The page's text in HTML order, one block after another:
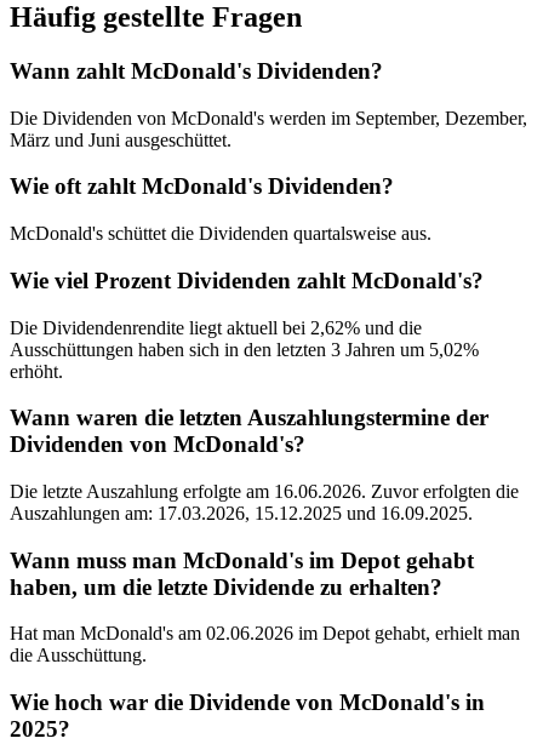
Häufig gestellte Fragen
Wann zahlt McDonald's Dividenden?
Die Dividenden von McDonald's werden im September, Dezember,
März und Juni ausgeschüttet.
Wie oft zahlt McDonald's Dividenden?
McDonald's schüttet die Dividenden quartalsweise aus.
Wie viel Prozent Dividenden zahlt McDonald's?
Die Dividendenrendite liegt aktuell bei 2,62% und die
Ausschüttungen haben sich in den letzten 3 Jahren um 5,02%
erhöht.
Wann waren die letzten Auszahlungstermine der
Dividenden von McDonald's?
Die letzte Auszahlung erfolgte am 16.06.2026. Zuvor erfolgten die
Auszahlungen am: 17.03.2026, 15.12.2025 und 16.09.2025.
Wann muss man McDonald's im Depot gehabt
haben, um die letzte Dividende zu erhalten?
Hat man McDonald's am 02.06.2026 im Depot gehabt, erhielt man
die Ausschüttung.
Wie hoch war die Dividende von McDonald's in
2025?